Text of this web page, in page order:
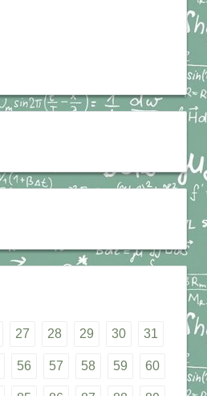
27 28 29 30 31
56 57 58 59 60